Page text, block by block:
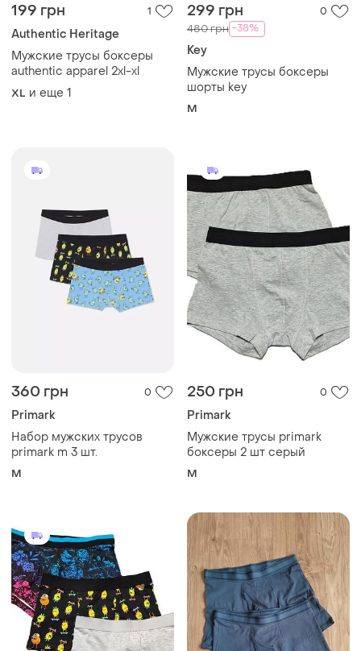
199 грн 1
Authentic Heritage
Мужские трусы боксеры
authentic apparel 2xl-xl
XL и еще 1
299 грн 0
480 грн -38%
Key
Мужские трусы боксеры
шорты key
M
360 грн 0
Primark
Набор мужских трусов
primark m 3 шт.
M
250 грн 0
Primark
Мужские трусы primark
боксеры 2 шт серый
M